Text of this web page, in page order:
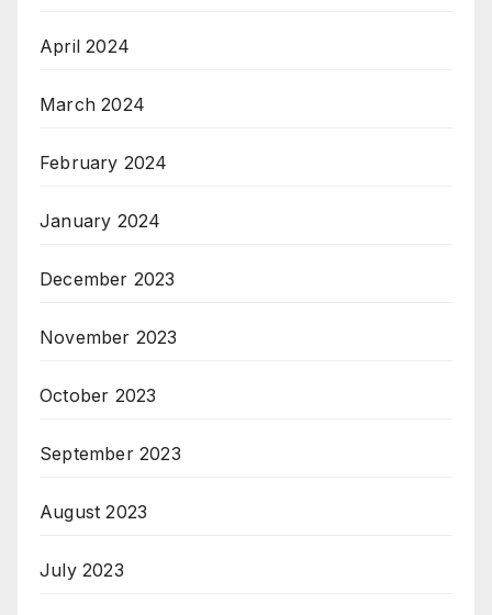
April 2024
March 2024
February 2024
January 2024
December 2023
November 2023
October 2023
September 2023
August 2023
July 2023